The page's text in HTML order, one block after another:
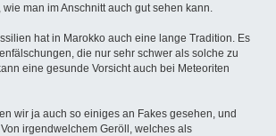
man im Anschnitt auch gut sehen kann.
hat in Marokko auch eine lange Tradition. Es
die nur sehr schwer als solche zu
eine gesunde Vorsicht auch bei Meteoriten
wir ja auch so einiges an Fakes gesehen, und
irgendwelchem Geröll, welches als